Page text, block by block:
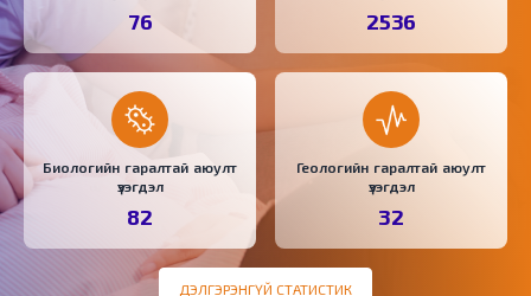
76 2536
Биологийн гаралтай аюулт
үзэгдэл
82
Геологийн гаралтай аюулт
үзэгдэл
32
ДЭЛГЭРЭНГҮЙ СТАТИСТИК